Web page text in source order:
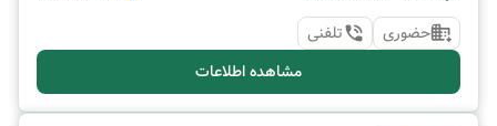
حضوری
تلفنی
مشاهده اطلاعات